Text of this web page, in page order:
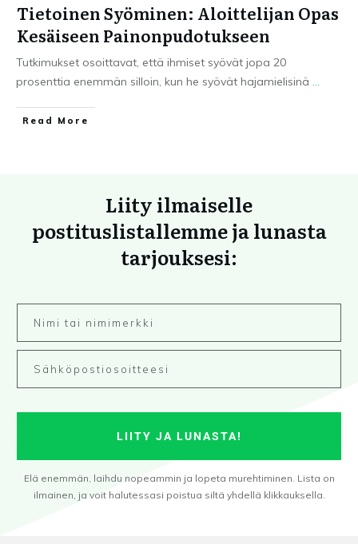
Tietoinen Syöminen: Aloittelijan Opas
Kesäiseen Painonpudotukseen
Tutkimukset osoittavat, että ihmiset syövät jopa 20
prosenttia enemmän silloin, kun he syövät hajamielisinä ...
Read More
Liity ilmaiselle
postituslistallemme ja lunasta
tarjouksesi:
LIITY JA LUNASTA!
Elä enemmän, laihdu nopeammin ja lopeta murehtiminen. Lista on
ilmainen, ja voit halutessasi poistua siltä yhdellä klikkauksella.